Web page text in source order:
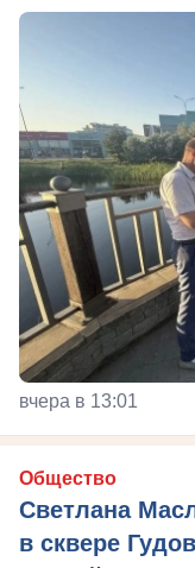
вчера в 13:01
Общество
Светлана
в сквере